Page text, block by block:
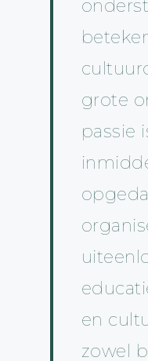
grote
passie
en
zowel